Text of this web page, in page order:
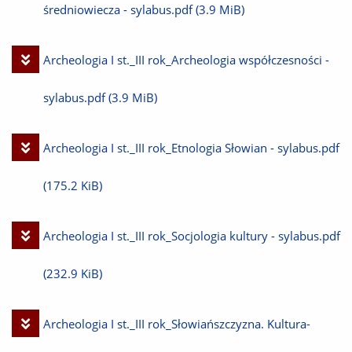
plik
średniowiecza - sylabus.pdf (3.9 MiB)
Pobierz
plik
Archeologia I st._III rok_Archeologia współczesności -
sylabus.pdf (3.9 MiB)
Pobierz
plik
Archeologia I st._III rok_Etnologia Słowian - sylabus.pdf
(175.2 KiB)
Pobierz
plik
Archeologia I st._III rok_Socjologia kultury - sylabus.pdf
(232.9 KiB)
Pobierz
Archeologia I st._III rok_Słowiańszczyzna. Kultura-